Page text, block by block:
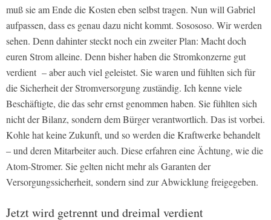
muß sie am Ende die Kosten eben selbst tragen. Nun will Gabriel
aufpassen, dass es genau dazu nicht kommt. Sosososo. Wir werden
sehen. Denn dahinter steckt noch ein zweiter Plan: Macht doch
euren Strom alleine. Denn bisher haben die Stromkonzerne gut
verdient – aber auch viel geleistet. Sie waren und fühlten sich für
die Sicherheit der Stromversorgung zuständig. Ich kenne viele
Beschäftigte, die das sehr ernst genommen haben. Sie fühlten sich
nicht der Bilanz, sondern dem Bürger verantwortlich. Das ist vorbei.
Kohle hat keine Zukunft, und so werden die Kraftwerke behandelt
– und deren Mitarbeiter auch. Diese erfahren eine Ächtung, wie die
Atom-Stromer. Sie gelten nicht mehr als Garanten der
Versorgungssicherheit, sondern sind zur Abwicklung freigegeben.
Jetzt wird getrennt und dreimal verdient